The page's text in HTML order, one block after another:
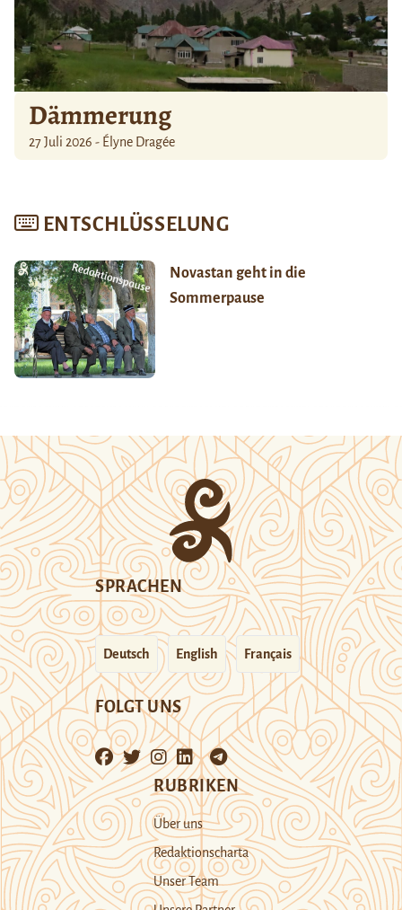
Dämmerung
27 Juli 2026 - Élyne Dragée
ENTSCHLÜSSELUNG
Novastan geht in die
Sommerpause
SPRACHEN
Deutsch English Français
FOLGT UNS
RUBRIKEN
Über uns
Redaktionscharta
Unser Team